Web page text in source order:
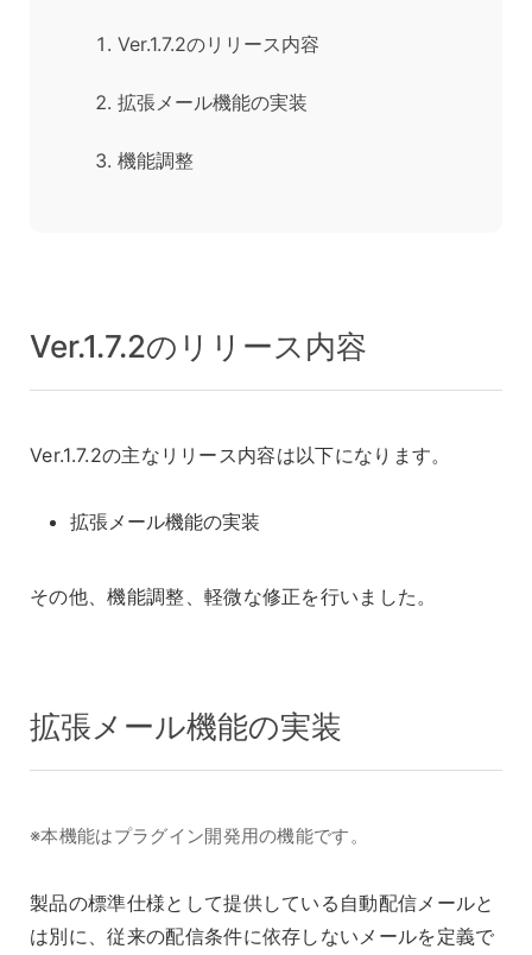
Ver.1.7.2のリリース内容
拡張メール機能の実装
機能調整
Ver.1.7.2のリリース内容
Ver.1.7.2の主なリリース内容は以下になります。
拡張メール機能の実装
その他、機能調整、軽微な修正を行いました。
拡張メール機能の実装
※本機能はプラグイン開発用の機能です。
製品の標準仕様として提供している自動配信メールと
は別に、従来の配信条件に依存しないメールを定義で